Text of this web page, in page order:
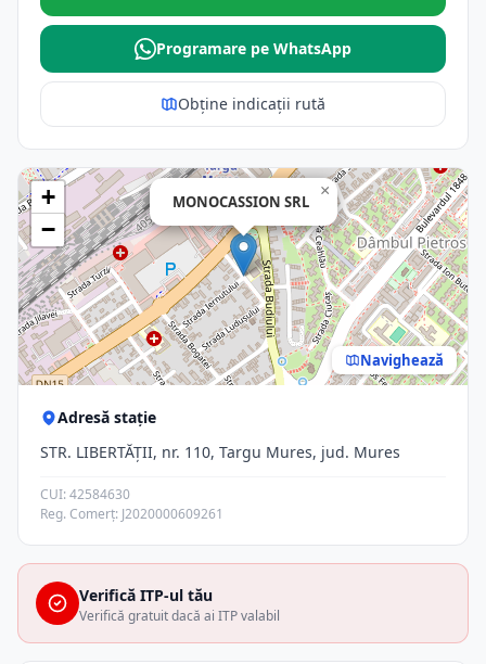
Programare pe WhatsApp
Obține indicații rută
MONOCASSION SRL
×
+
−
Navighează
Adresă stație
STR. LIBERTĂŢII, nr. 110, Targu Mures, jud. Mures
CUI: 42584630
Reg. Comerț: J2020000609261
Verifică ITP-ul tău
Verifică gratuit dacă ai ITP valabil